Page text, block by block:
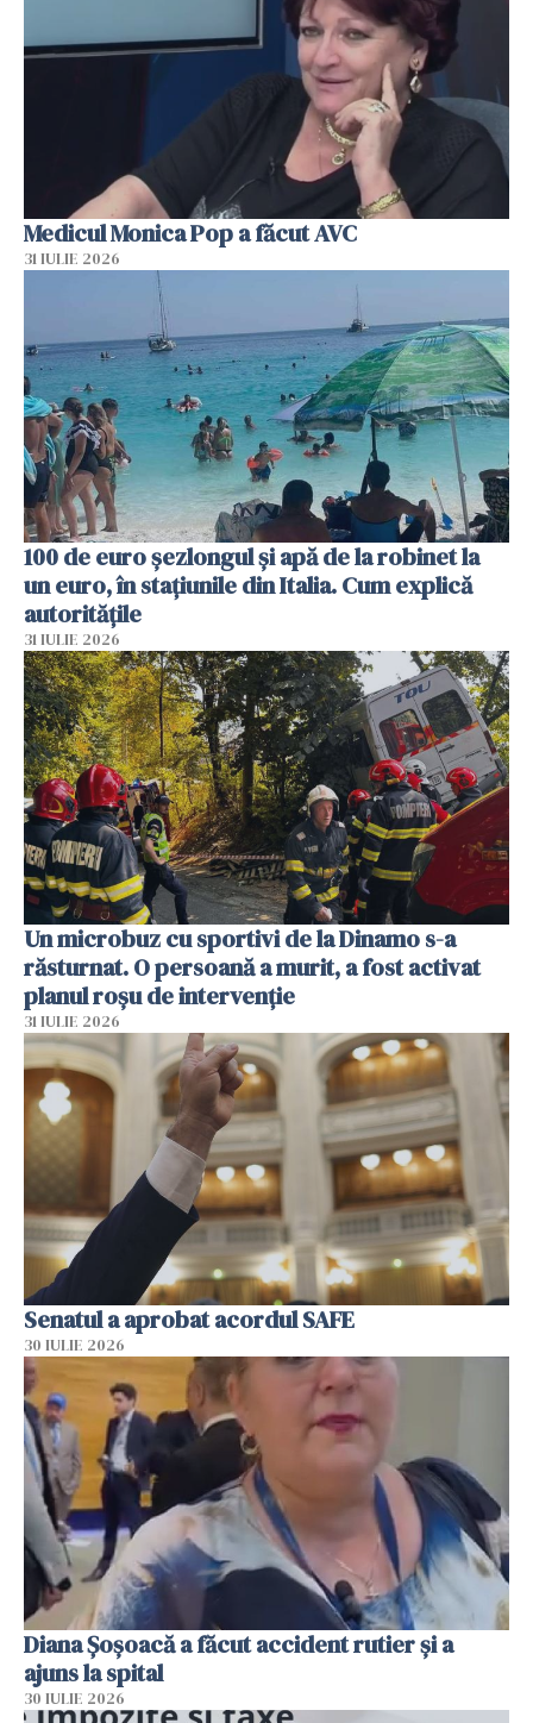
Medicul Monica Pop a făcut AVC
31 IULIE 2026
100 de euro șezlongul și apă de la robinet la
un euro, în stațiunile din Italia. Cum explică
autoritățile
31 IULIE 2026
Un microbuz cu sportivi de la Dinamo s-a
răsturnat. O persoană a murit, a fost activat
planul roșu de intervenție
31 IULIE 2026
Senatul a aprobat acordul SAFE
30 IULIE 2026
Diana Șoșoacă a făcut accident rutier și a
ajuns la spital
30 IULIE 2026